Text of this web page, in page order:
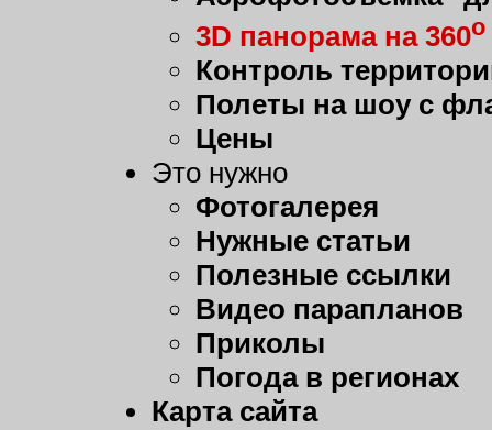
3D панорама на 360о
Контроль
Полеты на шоу с
Цены
Это нужно
Фотогалерея
Нужные статьи
Полезные ссылки
Видео парапланов
Приколы
Погода в регионах
Карта сайта